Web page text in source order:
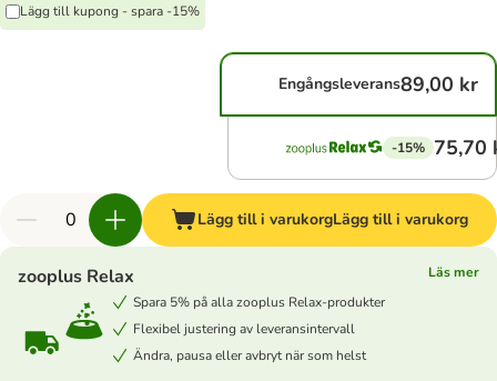
Lägg till kupong - spara -15%
Engångsleverans89,00 kr
-15% 75,70
Lägg till i varukorgLägg till i varukorg
zooplus Relax
Läs mer
Spara 5% på alla zooplus Relax-produkter
Flexibel justering av leveransintervall
Ändra, pausa eller avbryt när som helst